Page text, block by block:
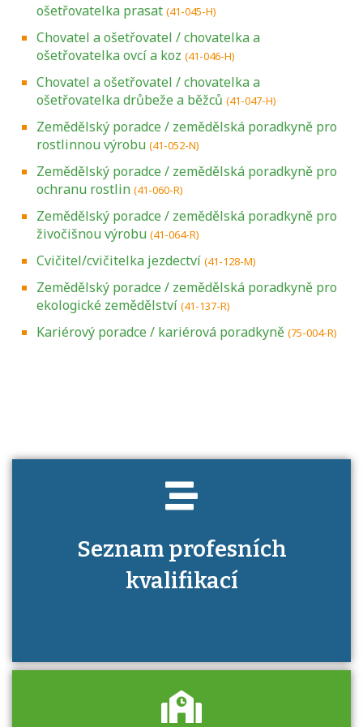
ošetřovatelka prasat (41-045-H)
Chovatel a ošetřovatel / chovatelka a
ošetřovatelka ovcí a koz (41-046-H)
Chovatel a ošetřovatel / chovatelka a
ošetřovatelka drůbeže a běžců (41-047-H)
Zemědělský poradce / zemědělská poradkyně pro
rostlinnou výrobu (41-052-N)
Zemědělský poradce / zemědělská poradkyně pro
ochranu rostlin (41-060-R)
Zemědělský poradce / zemědělská poradkyně pro
živočišnou výrobu (41-064-R)
Cvičitel/cvičitelka jezdectví (41-128-M)
Zemědělský poradce / zemědělská poradkyně pro
ekologické zemědělství (41-137-R)
Kariérový poradce / kariérová poradkyně (75-004-R)
Seznam profesních
kvalifikací
Projděte si seznam profesních kvalifikací.